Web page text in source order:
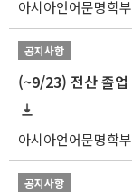
아시아언어문명학부
공지사항
(~9/23) 전산 졸
아시아언어문명학부
공지사항